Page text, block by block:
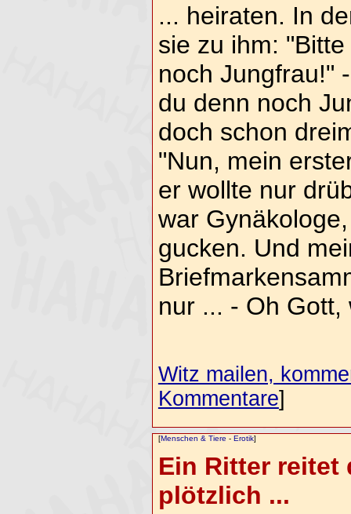
... heiraten. In
sie zu ihm:
noch Jungfrau!"
du denn noch
doch schon
"Nun, mein
er wollte nur
war
gucken. Und
nur ... - Oh
Witz mailen,
Kommentare]
[Menschen & Tiere - Erotik]
Ein Ritter reitet
plötzlich ...